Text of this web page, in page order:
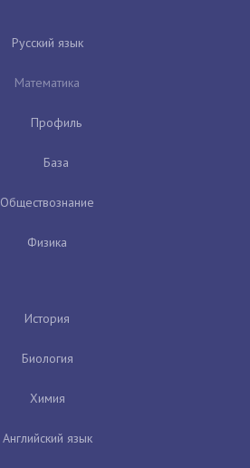
Русский язык
Математика
Профиль
База
Обществознание
Физика
История
Биология
Химия
Английский язык